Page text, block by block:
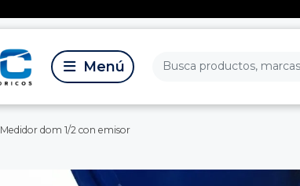
Medidor dom 1/2 con emisor